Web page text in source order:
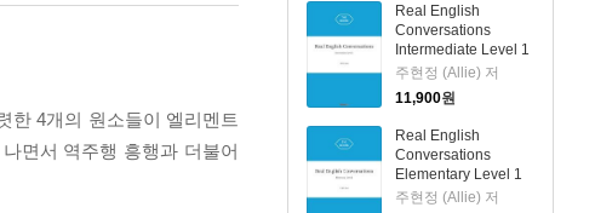
Real English
Conversations
Intermediate Level 1
주현정 (Allie) 저
11,900원
Real English
Conversations
Elementary Level 1
주현정 (Allie) 저
한 4개의 원소들이 엘리멘트
면서 역주행 흥행과 더불어